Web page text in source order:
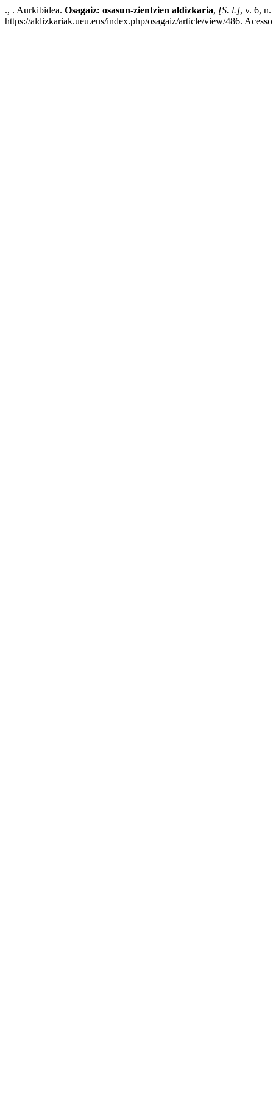
., . Aurkibidea. Osagaiz: osasun-zientzien aldizkaria, [S. l.], v. 6,
https://aldizkariak.ueu.eus/index.php/osagaiz/article/view/486.